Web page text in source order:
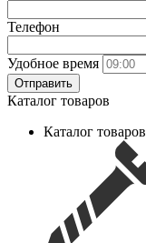
Телефон
Удобное время
Отправить
Каталог товаров
Каталог товаров